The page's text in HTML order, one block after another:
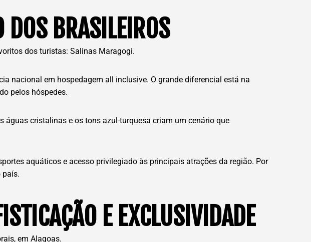
BRASILEIROS
dos turistas: Salinas Maragogi.
nacional em hospedagem all inclusive. O grande diferencial está na
pelos hóspedes.
cristalinas e os tons azul-turquesa criam um cenário que
aquáticos e acesso privilegiado às principais atrações da região. Por
país.
E EXCLUSIVIDADE
em Alagoas.